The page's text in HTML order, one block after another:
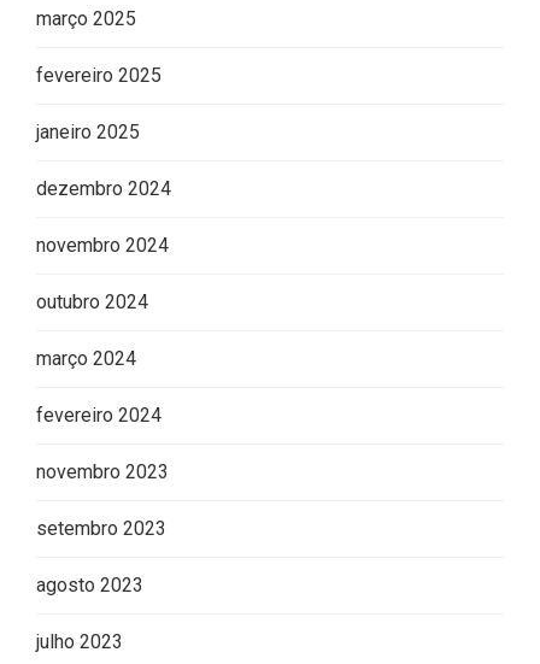
março 2025
fevereiro 2025
janeiro 2025
dezembro 2024
novembro 2024
outubro 2024
março 2024
fevereiro 2024
novembro 2023
setembro 2023
agosto 2023
julho 2023